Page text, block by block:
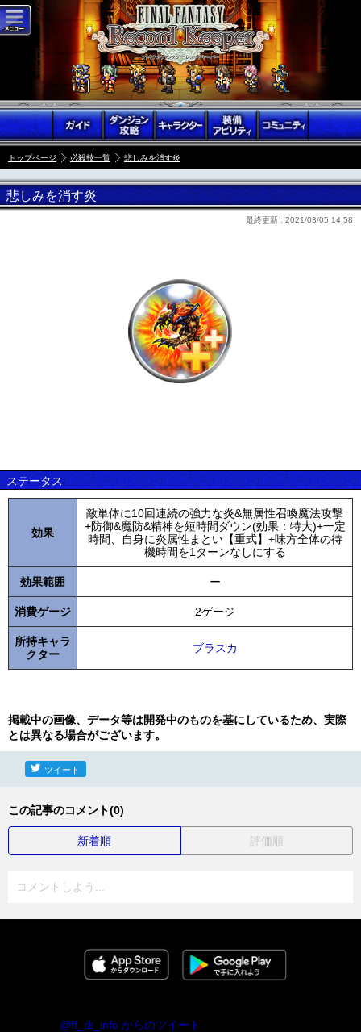
トップページ 必殺技一覧 悲しみを消す炎
悲しみを消す炎
最終更新 : 2021/03/05 14:58
ステータス
効果
敵単体に10回連続の強力な炎&無属性召喚魔法攻撃
+防御&魔防&精神を短時間ダウン(効果：特大)+一定
時間、自身に炎属性まとい【重式】+味方全体の待
機時間を1ターンなしにする
効果範囲 ー
消費ゲージ 2ゲージ
所持キャラ
クター
ブラスカ
掲載中の画像、データ等は開発中のものを基にしているため、実際
とは異なる場合がございます。
ツイート
この記事のコメント(0)
新着順 評価順
コメントしよう...
@ff_rk_info からのツイート